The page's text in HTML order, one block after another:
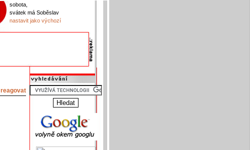
sobota,
svátek má Soběslav
nastavit jako výchozí
reagovat